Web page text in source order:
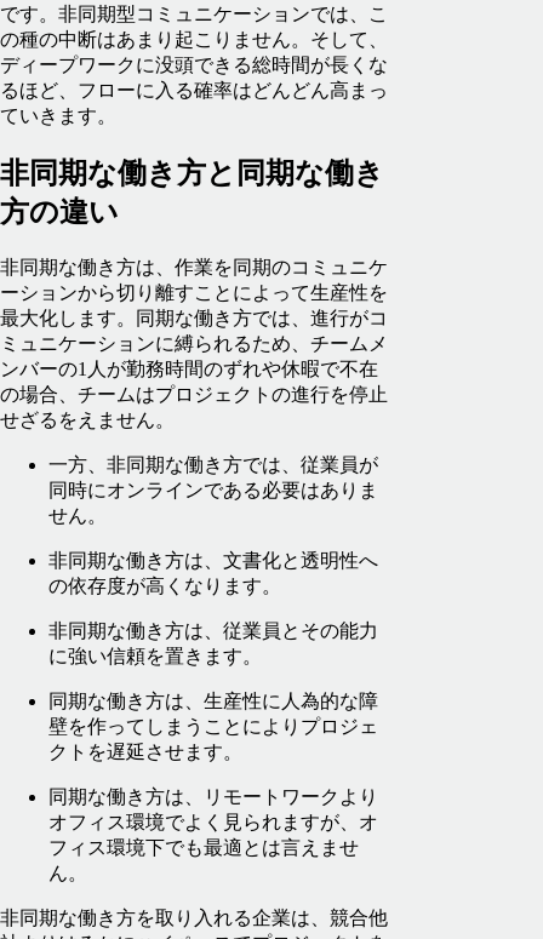
です。非同期型コミュニケーションでは、こ
の種の中断はあまり起こりません。そして、
ディープワークに没頭できる総時間が長くな
るほど、フローに入る確率はどんどん高まっ
ていきます。
非同期な働き方と同期な働き
方の違い
非同期な働き方は、作業を同期のコミュニケ
ーションから切り離すことによって生産性を
最大化します。同期な働き方では、進行がコ
ミュニケーションに縛られるため、チームメ
ンバーの1人が勤務時間のずれや休暇で不在
の場合、チームはプロジェクトの進行を停止
せざるをえません。
一方、非同期な働き方では、従業員が
同時にオンラインである必要はありま
せん。
非同期な働き方は、文書化と透明性へ
の依存度が高くなります。
非同期な働き方は、従業員とその能力
に強い信頼を置きます。
同期な働き方は、生産性に人為的な障
壁を作ってしまうことによりプロジェ
クトを遅延させます。
同期な働き方は、リモートワークより
オフィス環境でよく見られますが、オ
フィス環境下でも最適とは言えませ
ん。
非同期な働き方を取り入れる企業は、競合他